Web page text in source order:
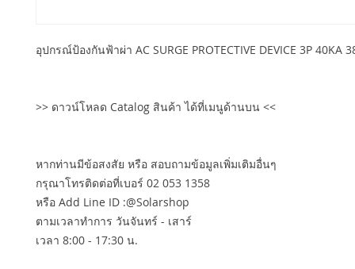
อุปกรณ์ป้องกันฟ้าผ่า AC SURGE PROTECTIVE DEVICE 3P 40KA
>> ดาวน์โหลด Catalog สินค้า ได้ที่เมนูด้านบน <<
หากท่านมีข้อสงสัย หรือ สอบถามข้อมูลเพิ่มเติมอื่นๆ
กรุณาโทรติดต่อที่เบอร์ 02 053 1358
หรือ Add Line ID :@Solarshop
ตามเวลาทำการ วันจันทร์ - เสาร์
เวลา 8:00 - 17:30 น.